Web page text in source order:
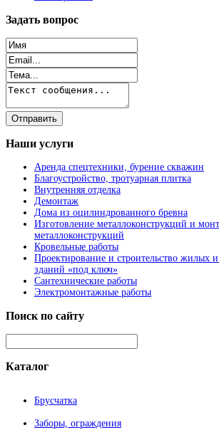
Задать вопрос
Наши услуги
Аренда спецтехники, бурение скважин
Благоустройство, тротуарная плитка
Внутренняя отделка
Демонтаж
Дома из оцилиндрованного бревна
Изготовление металлоконструкций и
металлоконструкций
Кровельные работы
Проектирование и строительство жилых
зданий «под ключ»
Сантехнические работы
Электромонтажные работы
Поиск по сайту
Каталог
Брусчатка
Заборы, ограждения